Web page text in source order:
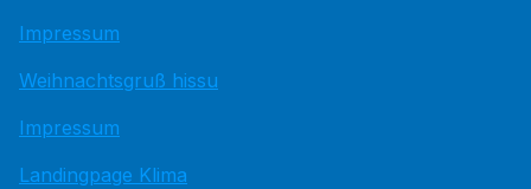
Impressum
Weihnachtsgruß hissu
Impressum
Landingpage Klima